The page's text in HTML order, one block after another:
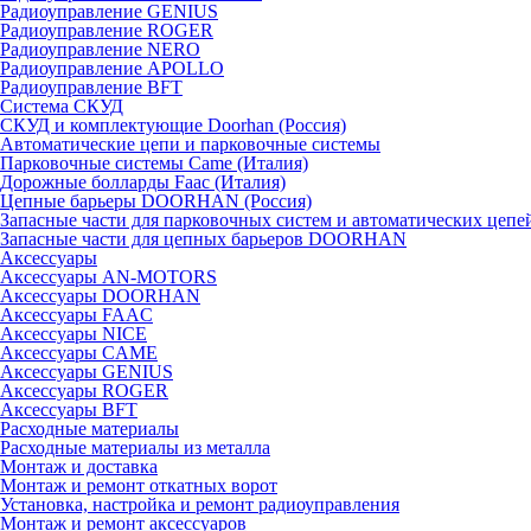
Радиоуправление GENIUS
Радиоуправление ROGER
Радиоуправление NERO
Радиоуправление APOLLO
Радиоуправление BFT
Система СКУД
СКУД и комплектующие Doorhan (Россия)
Автоматические цепи и парковочные системы
Парковочные системы Came (Италия)
Дорожные болларды Faac (Италия)
Цепные барьеры DOORHAN (Россия)
Запасные части для парковочных систем и автоматических
Запасные части для цепных барьеров DOORHAN
Аксессуары
Аксессуары AN-MOTORS
Аксесcуары DOORHAN
Аксесcуары FAAC
Аксесcуары NICE
Аксессуары CAME
Аксессуары GENIUS
Аксессуары ROGER
Аксесcуары BFT
Расходные материалы
Расходные материалы из металла
Монтаж и доставка
Монтаж и ремонт откатных ворот
Установка, настройка и ремонт радиоуправления
Монтаж и ремонт аксессуаров